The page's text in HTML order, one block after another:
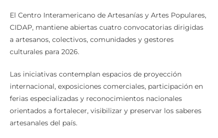
El Centro Interamericano de Artesanías y Artes Populares,
CIDAP, mantiene abiertas cuatro convocatorias dirigidas
a artesanos, colectivos, comunidades y gestores
culturales para 2026.
Las iniciativas contemplan espacios de proyección
internacional, exposiciones comerciales, participación en
ferias especializadas y reconocimientos nacionales
orientados a fortalecer, visibilizar y preservar los saberes
artesanales del país.